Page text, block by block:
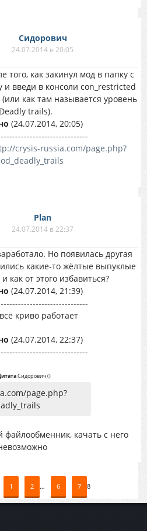
Сидорович
24.07.2014 в 20:05
того, как закинул мод в папку с
и введи в консоли con_restricted
как там называется уровень
trails).
(24.07.2014, 20:05)
crysis-russia.com/page.php?
Plan
24.07.2014 в 22:37
Но появилась другая
какие-то жёлтые выпуклые
как от этого избавиться?
(24.07.2014, 21:39)
криво работает
(24.07.2014, 22:37)
Сидорович()
page.php?
качать с него
1 2 … 6 7 8